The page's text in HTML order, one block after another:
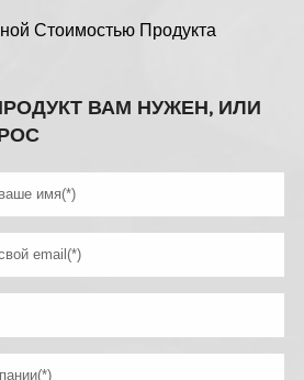
Стоимостью Продукта
ВАМ НУЖЕН, ИЛИ